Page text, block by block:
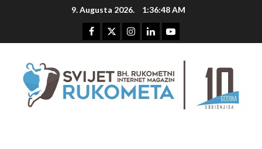
9. Augusta 2026. 1:36:49 AM